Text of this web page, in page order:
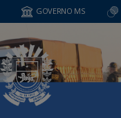
GOVERNO MS